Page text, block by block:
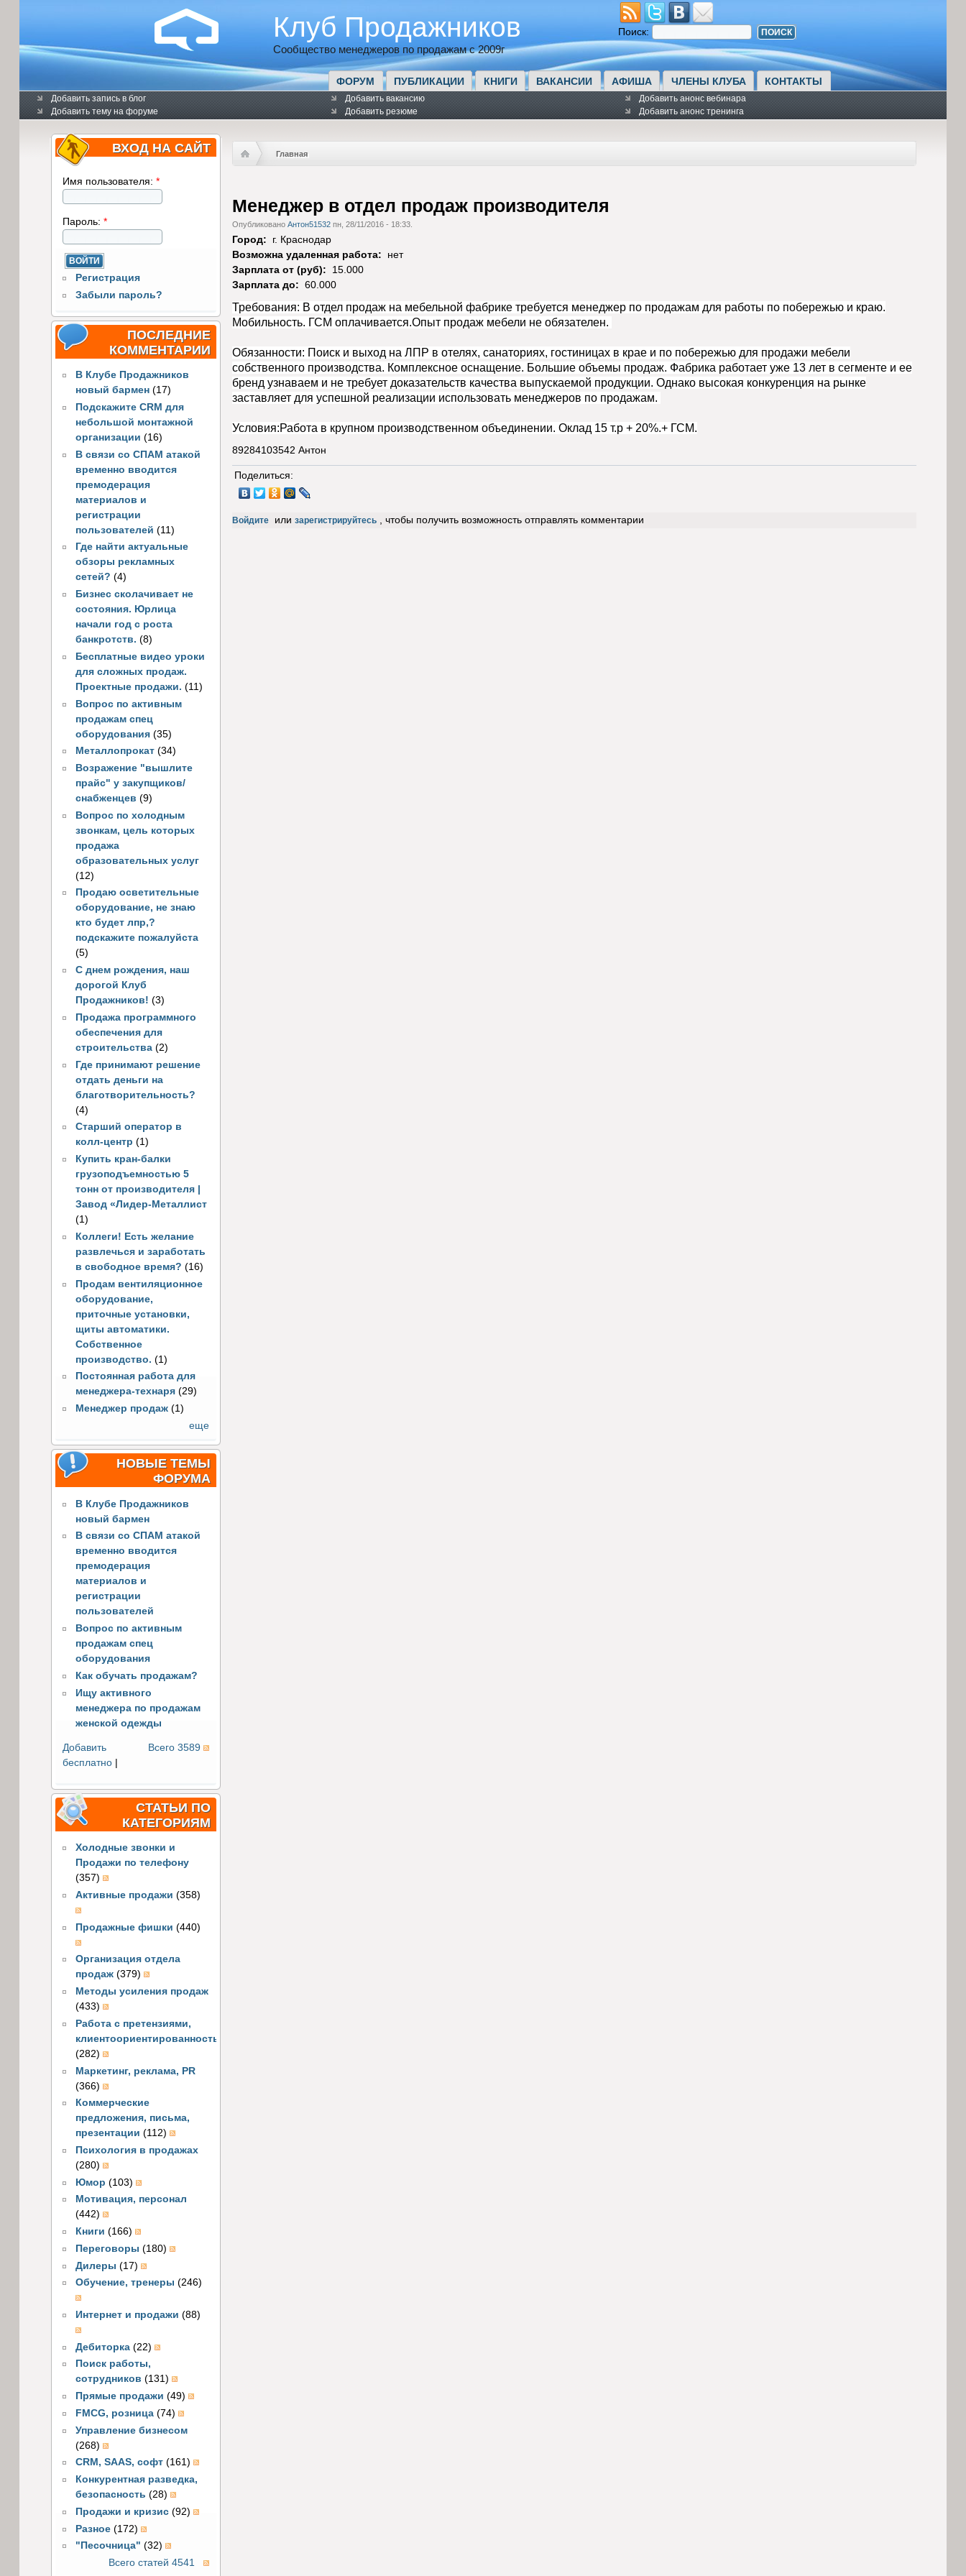
Клуб Продажников
Сообщество менеджеров по продажам с 2009г
Поиск:
ФОРУМ ПУБЛИКАЦИИ КНИГИ ВАКАНСИИ АФИША ЧЛЕНЫ КЛУБА КОНТАКТЫ
Добавить запись в блог
Добавить тему на форуме
Добавить вакансию
Добавить резюме
Добавить анонс вебинара
Добавить анонс тренинга
ВХОД НА САЙТ
Имя пользователя: *
Пароль: *
Регистрация
Забыли пароль?
ПОСЛЕДНИЕ
КОММЕНТАРИИ
В Клубе Продажников
новый бармен (17)
Подскажите CRM для
небольшой монтажной
организации (16)
В связи со СПАМ атакой
временно вводится
премодерация
материалов и
регистрации
пользователей (11)
Где найти актуальные
обзоры рекламных
сетей? (4)
Бизнес сколачивает не
состояния. Юрлица
начали год с роста
банкротств. (8)
Бесплатные видео уроки
для сложных продаж.
Проектные продажи. (11)
Вопрос по активным
продажам спец
оборудования (35)
Металлопрокат (34)
Возражение "вышлите
прайс" у закупщиков/
снабженцев (9)
Вопрос по холодным
звонкам, цель которых
продажа
образовательных услуг
(12)
Продаю осветительные
оборудование, не знаю
кто будет лпр,?
подскажите пожалуйста
(5)
С днем рождения, наш
дорогой Клуб
Продажников! (3)
Продажа программного
обеспечения для
строительства (2)
Где принимают решение
отдать деньги на
благотворительность?
(4)
Старший оператор в
колл-центр (1)
Купить кран-балки
грузоподъемностью 5
тонн от производителя |
Завод «Лидер-Металлист
(1)
Коллеги! Есть желание
развлечься и заработать
в свободное время? (16)
Продам вентиляционное
оборудование,
приточные установки,
щиты автоматики.
Собственное
производство. (1)
Постоянная работа для
менеджера-технаря (29)
Менеджер продаж (1)
еще
НОВЫЕ ТЕМЫ
ФОРУМА
В Клубе Продажников
новый бармен
В связи со СПАМ атакой
временно вводится
премодерация
материалов и
регистрации
пользователей
Вопрос по активным
продажам спец
оборудования
Как обучать продажам?
Ищу активного
менеджера по продажам
женской одежды
Всего 3589
Добавить
бесплатно|
СТАТЬИ ПО
КАТЕГОРИЯМ
Холодные звонки и
Продажи по телефону
(357)
Активные продажи (358)
Продажные фишки (440)
Организация отдела
продаж (379)
Методы усиления продаж
(433)
Работа с претензиями,
клиентоориентированность
(282)
Маркетинг, реклама, PR
(366)
Коммерческие
предложения, письма,
презентации (112)
Психология в продажах
(280)
Юмор (103)
Мотивация, персонал
(442)
Книги (166)
Переговоры (180)
Дилеры (17)
Обучение, тренеры (246)
Интернет и продажи (88)
Дебиторка (22)
Поиск работы,
сотрудников (131)
Прямые продажи (49)
FMCG, розница (74)
Управление бизнесом
(268)
CRM, SAAS, софт (161)
Конкурентная разведка,
безопасность (28)
Продажи и кризис (92)
Разное (172)
"Песочница" (32)
Всего статей 4541
Главная
Менеджер в отдел продаж производителя
Опубликовано Антон51532пн, 28/11/2016 - 18:33.
Город:
г. Краснодар
Возможна удаленная работа:
нет
Зарплата от (руб):
15.000
Зарплата до: 60.000
Требования: В отдел продаж на мебельной фабрике требуется менеджер по продажам для работы по побережью и краю.
Мобильность. ГСМ оплачивается.Опыт продаж мебели не обязателен.
Обязанности: Поиск и выход на ЛПР в отелях, санаториях, гостиницах в крае и по побережью для продажи мебели
собственного производства. Комплексное оснащение. Большие объемы продаж. Фабрика работает уже 13 лет в сегменте и ее
бренд узнаваем и не требует доказательств качества выпускаемой продукции. Однако высокая конкуренция на рынке
заставляет для успешной реализации использовать менеджеров по продажам.
Условия:Работа в крупном производственном объединении. Оклад 15 т.р + 20%.+ ГСМ.
89284103542 Антон
Поделиться:
Войдите или зарегистрируйтесь , чтобы получить возможность отправлять комментарии